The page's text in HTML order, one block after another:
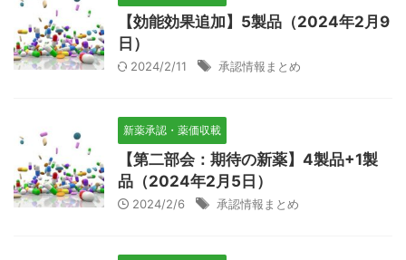
【効能効果追加】5製品（2024年2月9
日）
2024/2/11 承認情報まとめ
新薬承認・薬価収載
【第二部会：期待の新薬】4製品+1製
品（2024年2月5日）
2024/2/6 承認情報まとめ